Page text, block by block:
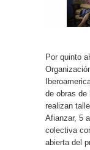
Por quinto
de obras de
realizan
Afianzar, 5
colectiva
abierta del